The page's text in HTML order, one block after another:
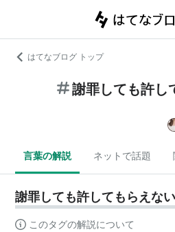
はてなブログ トップ
謝罪しても許し
言葉の解説 ネットで話題
謝罪しても許してもらえない
このタグの解説について